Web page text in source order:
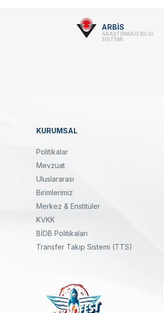
ARBİS
ARAŞTIRMACI BİLGİ
SİSTEMİ
Dipnot
KURUMSAL
Politikalar
Mevzuat
Uluslararası
Birimlerimiz
Merkez & Enstitüler
KVKK
BİDB Politikaları
Transfer Takip Sistemi (TTS)
LinkedinInstagramFacebook